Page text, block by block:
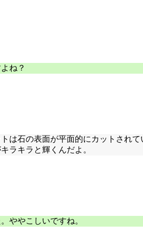
ね？
は石の表面が平面的にカットされ
ラキラと輝くんだよ。
ややこしいですね。